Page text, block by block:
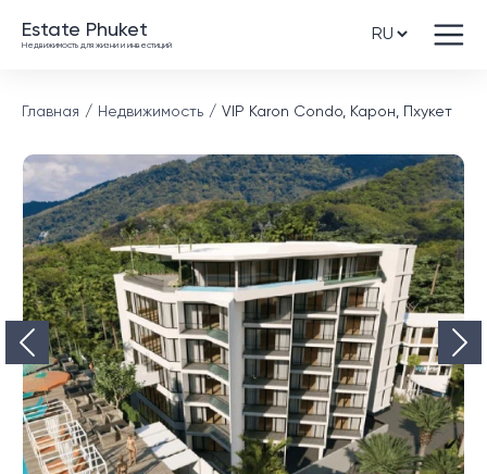
Estate Phuket
Недвижимость для жизни и инвестиций
Главная Недвижимость VIP Karon Condo, Карон, Пхукет